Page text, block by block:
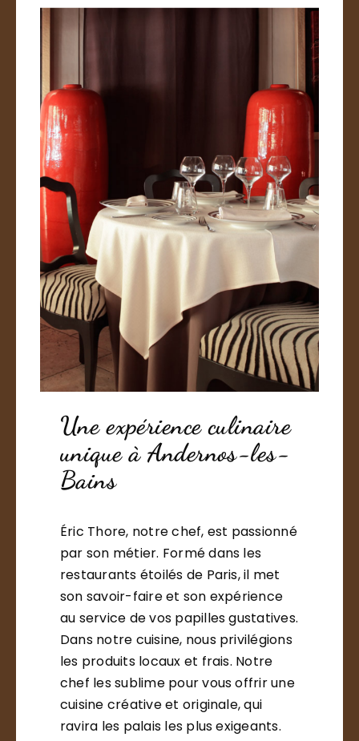
Une expérience culinaire
unique à Andernos-les-
Bains
Éric Thore, notre chef, est passionné
par son métier. Formé dans les
restaurants étoilés de Paris, il met
son savoir-faire et son expérience
au service de vos papilles gustatives.
Dans notre cuisine, nous privilégions
les produits locaux et frais. Notre
chef les sublime pour vous offrir une
cuisine créative et originale, qui
ravira les palais les plus exigeants.